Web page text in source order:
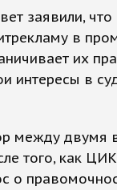
заявили, что
в
их
интересы в
между двумя
того, как
о